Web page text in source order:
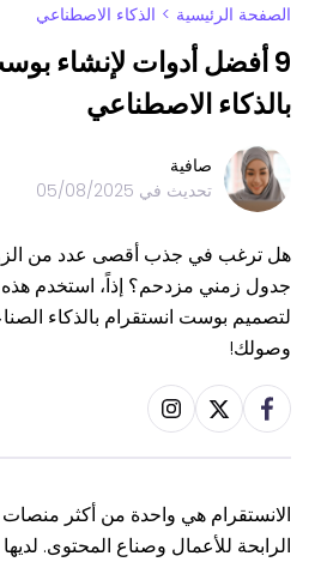
الصفحة الرئيسية > الذكاء الاصطناعي
9 أفضل أدوات لإنشاء
بالذكاء الاصطناعي
صافية
تحديث في 05/08/2025
هل ترغب في جذب أقصى عدد من
جدول زمني مزدحم؟ إذاً، استخدم هذه
لتصميم بوست انستقرام بالذكاء
وصولك!
الانستقرام هي واحدة من أكثر منصات
الرابحة للأعمال وصناع المحتوى.